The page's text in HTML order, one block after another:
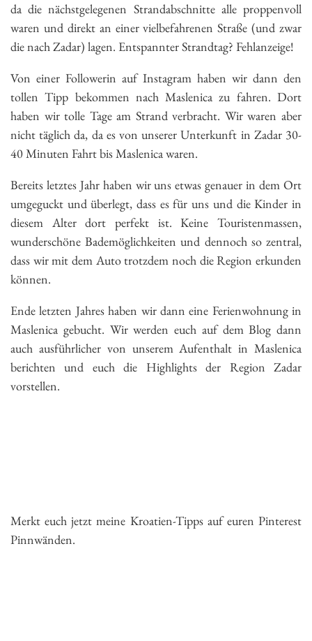
da die nächstgelegenen Strandabschnitte alle proppenvoll
waren und direkt an einer vielbefahrenen Straße (und zwar
die nach Zadar) lagen. Entspannter Strandtag? Fehlanzeige!
Von einer Followerin auf Instagram haben wir dann den
tollen Tipp bekommen nach Maslenica zu fahren. Dort
haben wir tolle Tage am Strand verbracht. Wir waren aber
nicht täglich da, da es von unserer Unterkunft in Zadar 30-
40 Minuten Fahrt bis Maslenica waren.
Bereits letztes Jahr haben wir uns etwas genauer in dem Ort
umgeguckt und überlegt, dass es für uns und die Kinder in
diesem Alter dort perfekt ist. Keine Touristenmassen,
wunderschöne Bademöglichkeiten und dennoch so zentral,
dass wir mit dem Auto trotzdem noch die Region erkunden
können.
Ende letzten Jahres haben wir dann eine Ferienwohnung in
Maslenica gebucht. Wir werden euch auf dem Blog dann
auch ausführlicher von unserem Aufenthalt in Maslenica
berichten und euch die Highlights der Region Zadar
vorstellen.
Merkt euch jetzt meine Kroatien-Tipps auf euren Pinterest
Pinnwänden.